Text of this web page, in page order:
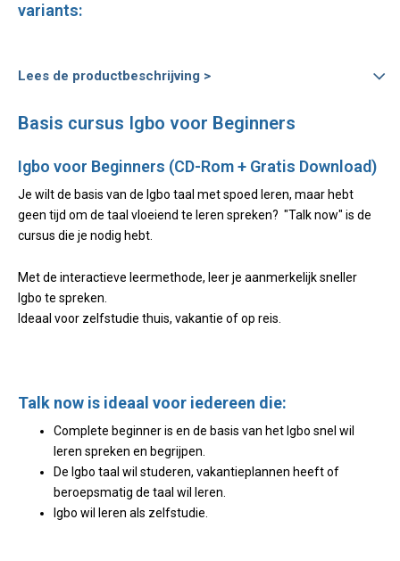
variants:
Lees de productbeschrijving >
Basis cursus Igbo voor Beginners
Igbo voor Beginners (CD-Rom + Gratis Download)
Je wilt de basis van de Igbo taal met spoed leren, maar hebt
geen tijd om de taal vloeiend te leren spreken? "Talk now" is de
cursus die je nodig hebt.
Met de interactieve leermethode, leer je aanmerkelijk sneller
Igbo te spreken.
Ideaal voor zelfstudie thuis, vakantie of op reis.
Talk now is ideaal voor iedereen die:
Complete beginner is en de basis van het Igbo snel wil
leren spreken en begrijpen.
De Igbo taal wil studeren, vakantieplannen heeft of
beroepsmatig de taal wil leren.
Igbo wil leren als zelfstudie.